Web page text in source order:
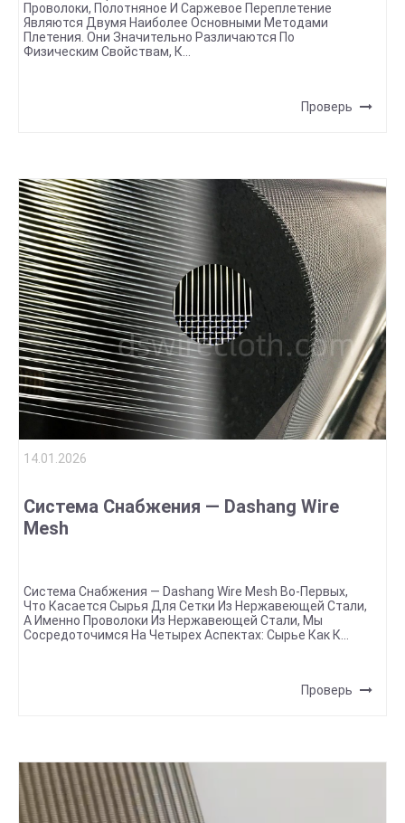
Проволоки, Полотняное И Саржевое Переплетение
Являются Двумя Наиболее Основными Методами
Плетения. Они Значительно Различаются По
Физическим Свойствам, К...
Проверь
14.01.2026
Система Снабжения — Dashang Wire
Mesh
Система Снабжения — Dashang Wire Mesh Во-Первых,
Что Касается Сырья Для Сетки Из Нержавеющей Стали,
А Именно Проволоки Из Нержавеющей Стали, Мы
Сосредоточимся На Четырех Аспектах: Сырье Как К...
Проверь